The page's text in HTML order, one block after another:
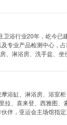
浴行业20年，屹今已
专业产品检测中心，
、淋浴房、洗手盆、
浴缸、淋浴房、浴室
拉、喜来登、西雅图
伴，亚运会主场馆